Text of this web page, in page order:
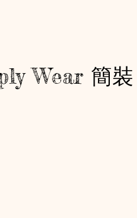
Wear 簡裝